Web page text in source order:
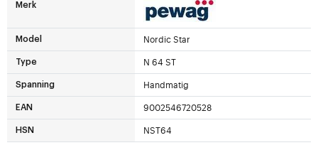
Merk
Model Nordic Star
Type N 64 ST
Spanning Handmatig
EAN 9002546720528
HSN NST64